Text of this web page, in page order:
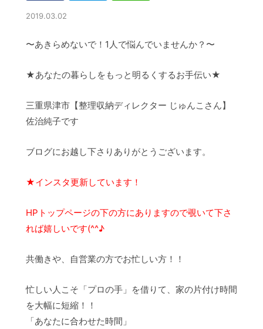
2019.03.02
〜あきらめないで！1人で悩んでいませんか？〜
★あなたの暮らしをもっと明るくするお手伝い★
三重県津市【整理収納ディレクター じゅんこさん】
佐治純子です
ブログにお越し下さりありがとうございます。
★インスタ更新しています！
HPトップページの下の方にありますので覗いて下さ
れば嬉しいです(^^♪
共働きや、自営業の方でお忙しい方！！
忙しい人こそ「プロの手」を借りて、家の片付け時間
を大幅に短縮！！
「あなたに合わせた時間」